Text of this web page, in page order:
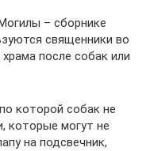
– сборнике
священники во
после собак или
которой собак не
которые могут не
на подсвечник,